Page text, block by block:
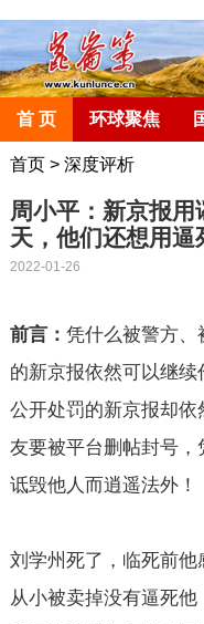
首 页 环球聚焦
首页> 深度评析
周小平：新京报
天，他们还想用逼
2022-01-26
前言： 凭什么被警方、
的新京报依然可以继
公开处罚的新京报却依
友要被平台删帖封号
诋毁他人而逍遥法外！
刘学州死了，临死前他
从小被卖掉没有逼死